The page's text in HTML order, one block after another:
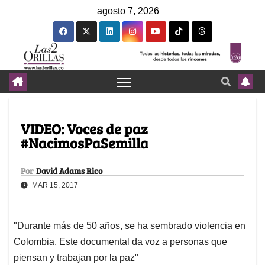
agosto 7, 2026
VIDEO: Voces de paz
#NacimosPaSemilla
Por David Adams Rico
MAR 15, 2017
"Durante más de 50 años, se ha sembrado violencia en
Colombia. Este documental da voz a personas que
piensan y trabajan por la paz"